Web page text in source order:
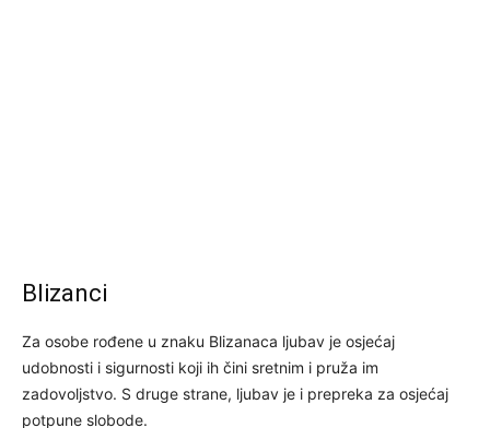
Blizanci
Za osobe rođene u znaku Blizanaca ljubav je osjećaj
udobnosti i sigurnosti koji ih čini sretnim i pruža im
zadovoljstvo. S druge strane, ljubav je i prepreka za osjećaj
potpune slobode.